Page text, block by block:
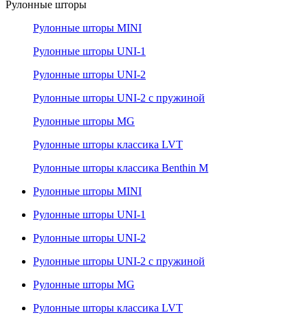
Рулонные шторы
Рулонные шторы MINI
Рулонные шторы UNI-1
Рулонные шторы UNI-2
Рулонные шторы UNI-2 с пружиной
Рулонные шторы MG
Рулонные шторы классика LVT
Рулонные шторы классика Benthin M
Рулонные шторы MINI
Рулонные шторы UNI-1
Рулонные шторы UNI-2
Рулонные шторы UNI-2 с пружиной
Рулонные шторы MG
Рулонные шторы классика LVT